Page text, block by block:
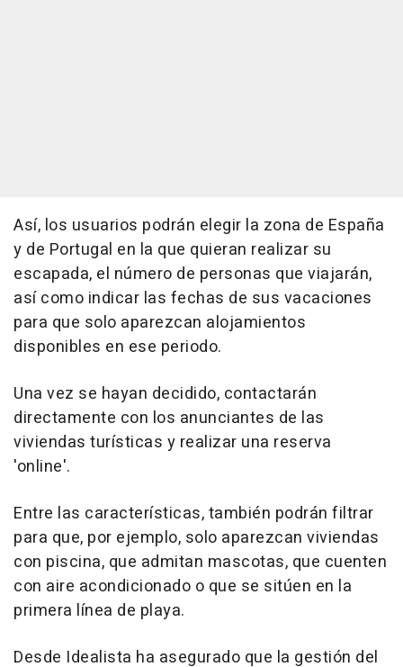
Así, los usuarios podrán elegir la zona de España
y de Portugal en la que quieran realizar su
escapada, el número de personas que viajarán,
así como indicar las fechas de sus vacaciones
para que solo aparezcan alojamientos
disponibles en ese periodo.
Una vez se hayan decidido, contactarán
directamente con los anunciantes de las
viviendas turísticas y realizar una reserva
'online'.
Entre las características, también podrán filtrar
para que, por ejemplo, solo aparezcan viviendas
con piscina, que admitan mascotas, que cuenten
con aire acondicionado o que se sitúen en la
primera línea de playa.
Desde Idealista ha asegurado que la gestión del